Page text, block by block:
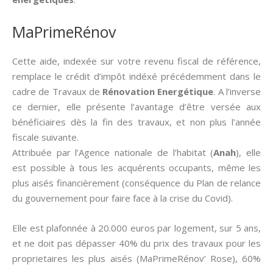
MaPrimeRénov
Cette aide, indexée sur votre revenu fiscal de référence,
remplace le crédit d’impôt indéxé précédemment dans le
cadre de Travaux de Rénovation Energétique. A l’inverse
ce dernier, elle présente l’avantage d’être versée aux
bénéficiaires dès la fin des travaux, et non plus l’année
fiscale suivante.
Attribuée par l’Agence nationale de l’habitat (Anah), elle
est possible à tous les acquérents occupants, même les
plus aisés financièrement (conséquence du Plan de relance
du gouvernement pour faire face à la crise du Covid).
Elle est plafonnée à 20.000 euros par logement, sur 5 ans,
et ne doit pas dépasser 40% du prix des travaux pour les
proprietaires les plus aisés (MaPrimeRénov’ Rose), 60%